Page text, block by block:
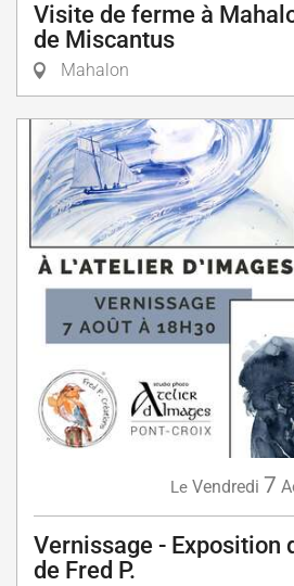
Visite de ferme à
de Miscantus
Mahalon
Le Vendredi 7
Vernissage - Exposition
de Fred P.